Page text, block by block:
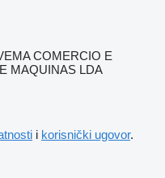
COMERCIO E
MAQUINAS LDA
i korisnički ugovor.